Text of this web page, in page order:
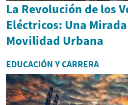
La Revolución de los
Eléctricos: Una
Movilidad Urbana
EDUCACIÓN Y CARRERA